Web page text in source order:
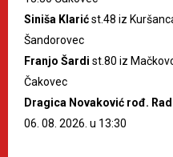
Siniša Klarićst.48 iz
Šandorovec
Franjo Šardi st.80 iz
Čakovec
Dragica Novaković rođ.
06. 08. 2026. u 13:30